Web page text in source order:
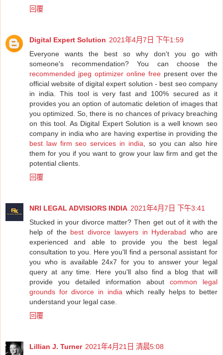
回覆
Digital Expert Solution 2021年4月7日 下午1:59
Everyone wants the best so why don't you go with
someone's recommendation? You can choose the
recommended jpeg optimizer online free present over the
official website of digital expert solution - best seo company
in india. This tool is very fast and 100% secured as it
provides you an option of automatic deletion of images that
you optimized. So, there is no chances of privacy breaching
on this tool. As Digital Expert Solution is a well known seo
company in india who are having expertise in providing the
best law firm seo services in india , so you can also hire
them for you if you want to grow your law firm and get the
potential clients.
回覆
NRI LEGAL ADVISIORS INDIA 2021年4月7日 下午3:41
Stucked in your divorce matter? Then get out of it with the
help of the best divorce lawyers in Hyderabad who are
experienced and able to provide you the best legal
consultation to you. Here you'll find a personal assistant for
you who is available 24x7 for you to answer your legal
query at any time. Here you'll also find a blog that will
provide you detailed information about common legal
grounds for divorce in india which really helps to better
understand your legal case.
回覆
Lillian J. Turner 2021年4月21日 清晨5:08